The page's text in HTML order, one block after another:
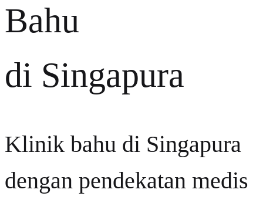
Bahu
di Singapura
Klinik bahu di Singapura
dengan pendekatan medis